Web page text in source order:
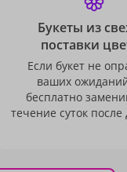
Букеты из
поставки
Если букет не
ваших
бесплатно
течение суток после